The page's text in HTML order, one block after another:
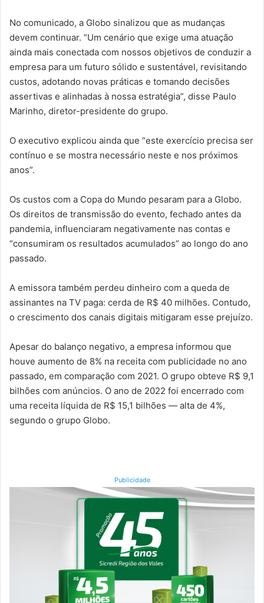
No comunicado, a Globo sinalizou que as mudanças
devem continuar. “Um cenário que exige uma atuação
ainda mais conectada com nossos objetivos de conduzir a
empresa para um futuro sólido e sustentável, revisitando
custos, adotando novas práticas e tomando decisões
assertivas e alinhadas à nossa estratégia”, disse Paulo
Marinho, diretor-presidente do grupo.
O executivo explicou ainda que “este exercício precisa ser
contínuo e se mostra necessário neste e nos próximos
anos”.
Os custos com a Copa do Mundo pesaram para a Globo.
Os direitos de transmissão do evento, fechado antes da
pandemia, influenciaram negativamente nas contas e
“consumiram os resultados acumulados” ao longo do ano
passado.
A emissora também perdeu dinheiro com a queda de
assinantes na TV paga: cerda de R$ 40 milhões. Contudo,
o crescimento dos canais digitais mitigaram esse prejuízo.
Apesar do balanço negativo, a empresa informou que
houve aumento de 8% na receita com publicidade no ano
passado, em comparação com 2021. O grupo obteve R$ 9,1
bilhões com anúncios. O ano de 2022 foi encerrado com
uma receita líquida de R$ 15,1 bilhões — alta de 4%,
segundo o grupo Globo.
Publicidade